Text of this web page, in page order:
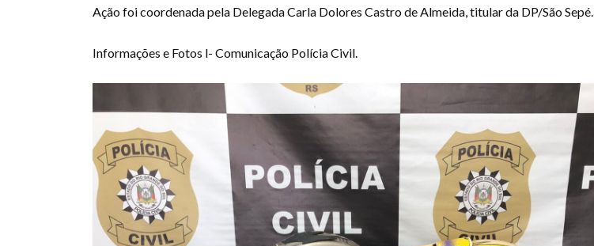
Ação foi coordenada pela Delegada Carla Dolores Castro de Almeida, titular da DP/São Sepé.
Informações e Fotos l- Comunicação Polícia Civil.